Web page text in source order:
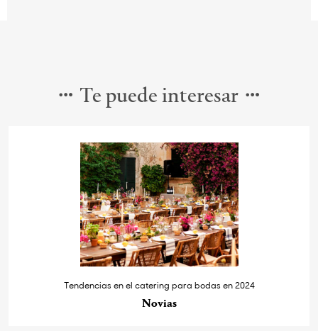
Te puede interesar
Tendencias en el catering para bodas en 2024
Novias